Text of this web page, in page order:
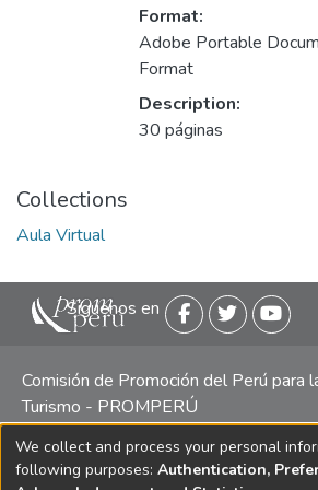
Format:
Adobe Portable
Format
Description:
30 páginas
Collections
Aula Virtual
Siguenos en
Comisión de Promoción del Perú para
Turismo - PROMPERÚ
Central telefónica: (511) 616 7300 /
Oeste 50, Edificio Mincetur, Pisos 13 y
We collect and process your personal
following purposes: Authentication,